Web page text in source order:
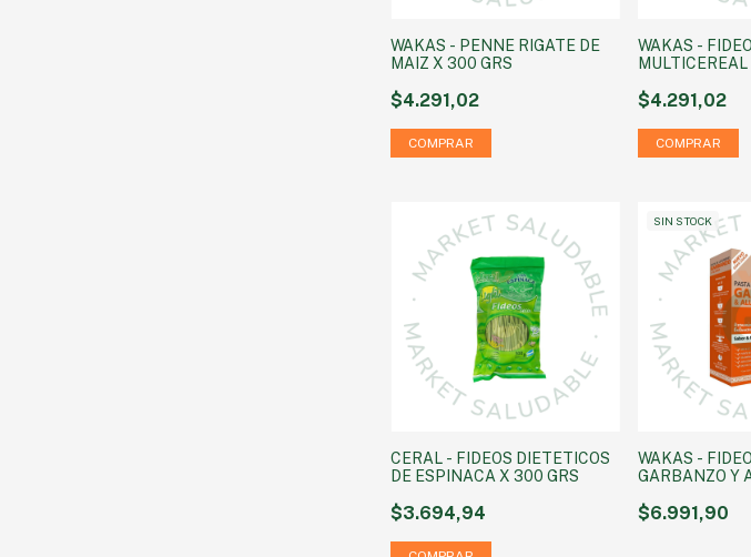
WAKAS - PENNE RIGATE DE
MAIZ X 300 GRS
$4.291,02
WAKAS -
$4.291,02
CERAL - FIDEOS DIETETICOS
DE ESPINACA X 300 GRS
$3.694,94
SIN STOCK
WAKAS -
GARBANZO Y
$6.991,90